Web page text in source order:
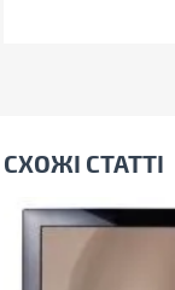
СХОЖІ СТАТТІ